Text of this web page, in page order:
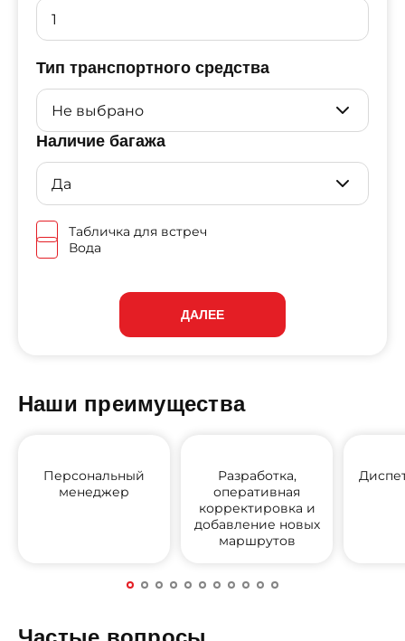
Тип транспортного средства
Наличие багажа
Табличка для встреч
Вода
ДАЛЕЕ
Наши преимущества
Персональный
менеджер
Разработка,
оперативная
корректировка и
добавление новых
маршрутов